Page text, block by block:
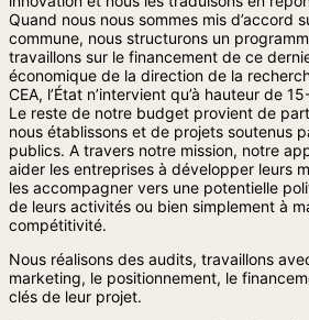
Quand nous nous sommes mis d’accord
commune, nous structurons un
travaillons sur le financement de ce
économique de la direction de la
CEA, l’État n’intervient qu’à hauteur de
Le reste de notre budget provient de
nous établissons et de projets soutenus
publics. A travers notre mission, notre
aider les entreprises à développer leurs
les accompagner vers une potentielle
de leurs activités ou bien simplement à
compétitivité.
Nous réalisons des audits, travaillons
marketing, le positionnement, le
clés de leur projet.